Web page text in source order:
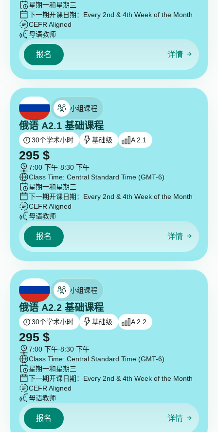
星期一和星期三
下一期开课日期： Every 2nd & 4th Week of the Month
CEFR Aligned
母语教师
报名 详情
小组课程
俄语 A2.1 基础课程
30个学术小时 基础级 A 2.1
295 $
7:00 下午-8:30 下午
Class Time: Central Standard Time (GMT-6)
星期一和星期三
下一期开课日期： Every 2nd & 4th Week of the Month
CEFR Aligned
母语教师
报名 详情
小组课程
俄语 A2.2 基础课程
30个学术小时 基础级 A 2.2
295 $
7:00 下午-8:30 下午
Class Time: Central Standard Time (GMT-6)
星期一和星期三
下一期开课日期： Every 2nd & 4th Week of the Month
CEFR Aligned
母语教师
报名 详情